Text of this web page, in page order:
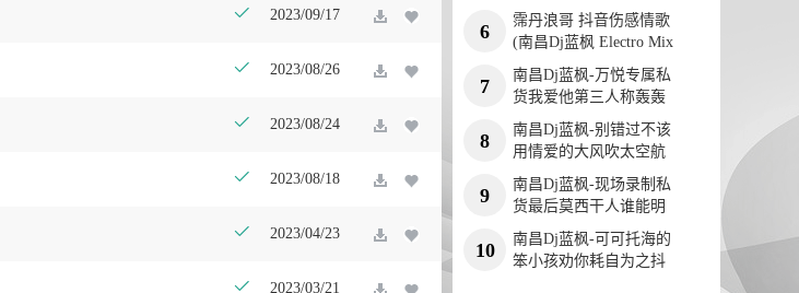
2023/09/17
2023/08/26
2023/08/24
2023/08/18
2023/04/23
2023/03/21
黄昏私货伤感专辑
6
霈丹浪哥 抖音伤感情歌
(南昌Dj蓝枫 Electro Mix
国语女)
7
南昌Dj蓝枫-万悦专属私
货我爱他第三人称轰轰
烈烈起风了串烧
8
南昌Dj蓝枫-别错过不该
用情爱的大风吹太空航
班即将起飞咚鼓
9
南昌Dj蓝枫-现场录制私
货最后莫西干人谁能明
白我佳豪专属串烧
10
南昌Dj蓝枫-可可托海的
笨小孩劝你耗自为之抖